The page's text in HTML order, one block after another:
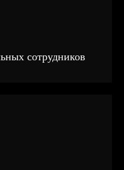
сотрудников